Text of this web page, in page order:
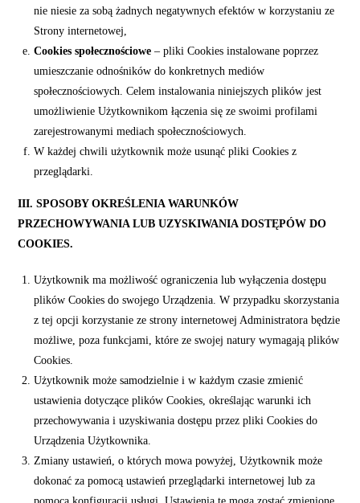
nie niesie za sobą żadnych negatywnych efektów w korzystaniu ze
Strony internetowej,
Cookies społecznościowe– pliki Cookies instalowane poprzez
umieszczanie odnośników do konkretnych mediów
społecznościowych. Celem instalowania niniejszych plików jest
umożliwienie Użytkownikom łączenia się ze swoimi profilami
zarejestrowanymi mediach społecznościowych.
W każdej chwili użytkownik może usunąć pliki Cookies z
przeglądarki.
III. SPOSOBY OKREŚLENIA WARUNKÓW
PRZECHOWYWANIA LUB UZYSKIWANIA DOSTĘPÓW DO
COOKIES.
Użytkownik ma możliwość ograniczenia lub wyłączenia dostępu
plików Cookies do swojego Urządzenia. W przypadku skorzystania
z tej opcji korzystanie ze strony internetowej Administratora będzie
możliwe, poza funkcjami, które ze swojej natury wymagają plików
Cookies.
Użytkownik może samodzielnie i w każdym czasie zmienić
ustawienia dotyczące plików Cookies, określając warunki ich
przechowywania i uzyskiwania dostępu przez pliki Cookies do
Urządzenia Użytkownika.
Zmiany ustawień, o których mowa powyżej, Użytkownik może
dokonać za pomocą ustawień przeglądarki internetowej lub za